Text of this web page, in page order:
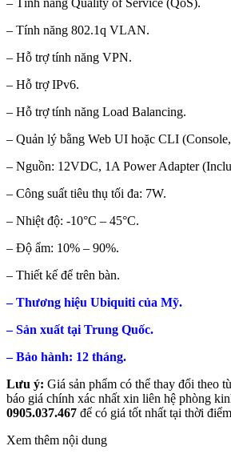
– Tính năng 802.1q VLAN.
– Hỗ trợ tính năng VPN.
– Hỗ trợ IPv6.
– Hỗ trợ tính năng Load Balancing.
– Quản lý bằng Web UI hoặc CLI
– Nguồn: 12VDC, 1A Power Adapter
– Công suất tiêu thụ tối đa: 7W.
– Nhiệt độ: -10°C – 45°C.
– Độ ẩm: 10% – 90%.
– Thiết kế để trên bàn.
– Thương hiệu Ubiquiti của Mỹ.
– Sản xuất tại Trung Quốc.
– Bảo hành: 12 tháng.
Lưu ý: Giá sản phẩm có thể thay đổi theo
báo giá chính xác nhất xin liên hệ phòng
0905.037.467 để có giá tốt nhất tại thời
Xem thêm nội dung